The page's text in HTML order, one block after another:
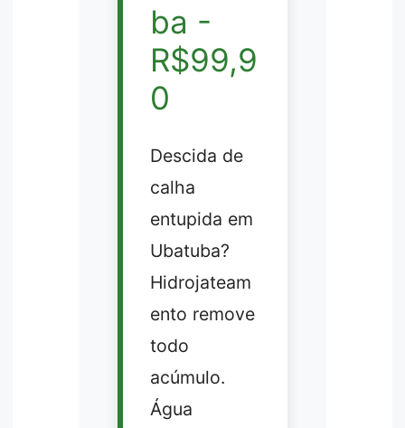
ba -
R$99,9
0
Descida de
calha
entupida em
Ubatuba?
Hidrojateam
ento remove
todo
acúmulo.
Água